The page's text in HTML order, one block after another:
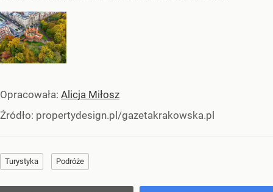
Opracowała: Alicja Miłosz
Źródło: propertydesign.pl/gazetakrakowska.pl
Turystyka Podróże